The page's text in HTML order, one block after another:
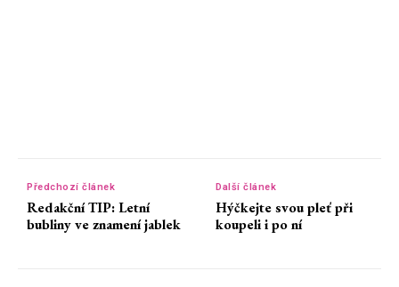
Předchozí článek
Redakční TIP: Letní
bubliny ve znamení jablek
Další článek
Hýčkejte svou pleť při
koupeli i po ní